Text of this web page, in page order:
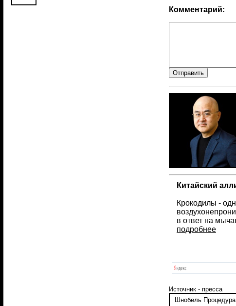
Комментарий:
Китайский
Крокодилы -
в ответ на
подробнее
Источник - пресса
Шнобель Процедура